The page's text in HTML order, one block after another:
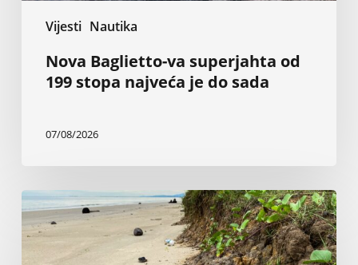
Vijesti Nautika
Nova Baglietto-va superjahta od
199 stopa najveća je do sada
07/08/2026
Inženjer
tvrdi
da